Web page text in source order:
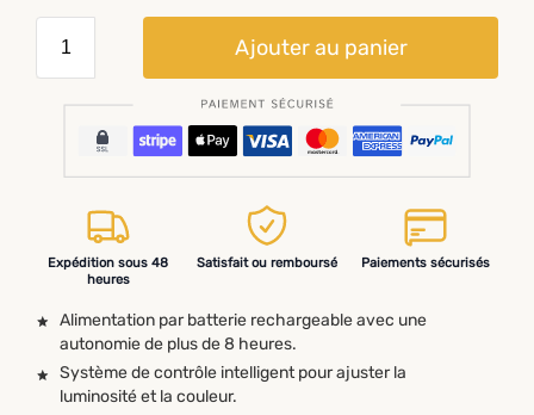
Ajouter au panier
Expédition sous 48
heures
Satisfait ou remboursé Paiements sécurisés
Alimentation par batterie rechargeable avec une
autonomie de plus de 8 heures.
Système de contrôle intelligent pour ajuster la
luminosité et la couleur.